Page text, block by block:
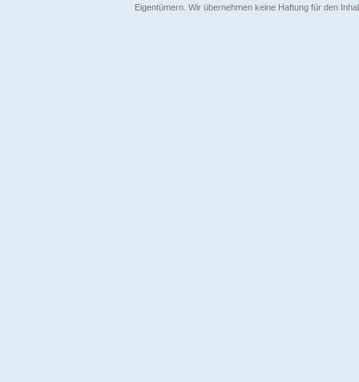
Eigentümern. Wir übernehmen keine Haftung für den